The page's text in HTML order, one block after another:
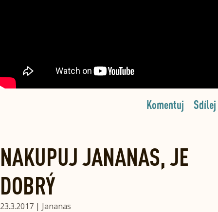
Sdílej
Komentuj
NAKUPUJ JANANAS, JE
DOBRÝ
23.3.2017 | Jananas